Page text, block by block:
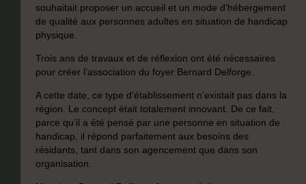
souhaitait proposer un accueil et un mode d’hébergement
de qualité aux personnes adultes en situation de handicap
physique.
Trois ans de travaux et de réflexion ont été nécessaires
pour créer l’association du foyer Bernard Delforge.
A cette date, ce type d’établissement n’existait pas dans la
région. Le concept était totalement innovant. De ce fait,
parce qu’il a été pensé par une personne en situation de
handicap, il répond parfaitement aux besoins des
résidants, tant dans son agencement que dans son
organisation.